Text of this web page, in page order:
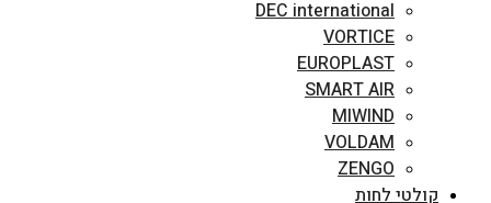
DEC international
VORTICE
EUROPLAST
SMART AIR
MIWIND
VOLDAM
ZENGO
קולטי לחות